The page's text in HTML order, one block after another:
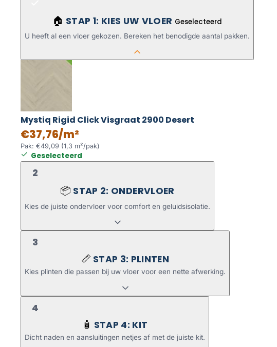
🏠 STAP 1: KIES UW VLOER Geselecteerd
U heeft al een vloer gekozen. Bereken het benodigde aantal pakken.
Mystiq Rigid Click Visgraat 2900 Desert
€37,76/m²
Pak: €49,09 (1,3 m²/pak)
Geselecteerd
2
📦 STAP 2: ONDERVLOER
Kies de juiste ondervloer voor comfort en geluidsisolatie.
3
📏 STAP 3: PLINTEN
Kies plinten die passen bij uw vloer voor een nette afwerking.
4
🧴 STAP 4: KIT
Dicht naden en aansluitingen netjes af met de juiste kit.